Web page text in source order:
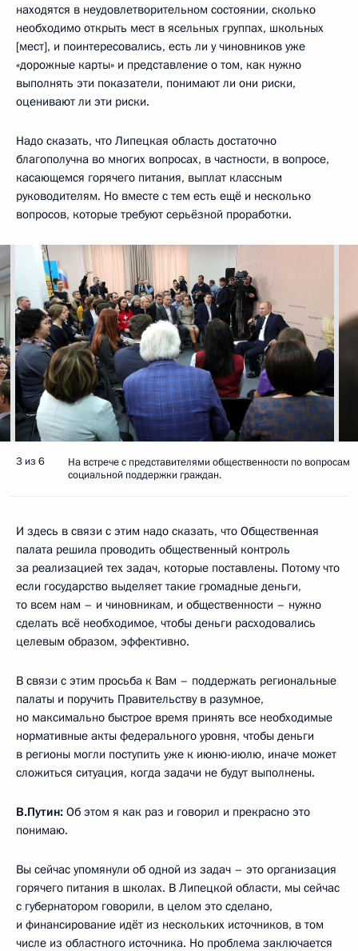
находятся в неудовлетворительном состоянии, сколько
необходимо открыть мест в ясельных группах, школьных
[мест], и поинтересовались, есть ли у чиновников уже
«дорожные карты» и представление о том, как нужно
выполнять эти показатели, понимают ли они риски,
оценивают ли эти риски.
Надо сказать, что Липецкая область достаточно
благополучна во многих вопросах, в частности, в вопросе,
касающемся горячего питания, выплат классным
руководителям. Но вместе с тем есть ещё и несколько
вопросов, которые требуют серьёзной проработки.
3 из 6
На встрече с представителями общественности по вопросам
социальной поддержки граждан.
И здесь в связи с этим надо сказать, что Общественная
палата решила проводить общественный контроль
за реализацией тех задач, которые поставлены. Потому что
если государство выделяет такие громадные деньги,
то всем нам – и чиновникам, и общественности – нужно
сделать всё необходимое, чтобы деньги расходовались
целевым образом, эффективно.
В связи с этим просьба к Вам – поддержать региональные
палаты и поручить Правительству в разумное,
но максимально быстрое время принять все необходимые
нормативные акты федерального уровня, чтобы деньги
в регионы могли поступить уже к июню-июлю, иначе может
сложиться ситуация, когда задачи не будут выполнены.
В.Путин: Об этом я как раз и говорил и прекрасно это
понимаю.
Вы сейчас упомянули об одной из задач – это организация
горячего питания в школах. В Липецкой области, мы сейчас
с губернатором говорили, в целом это сделано,
и финансирование идёт из нескольких источников, в том
числе из областного источника. Но проблема заключается